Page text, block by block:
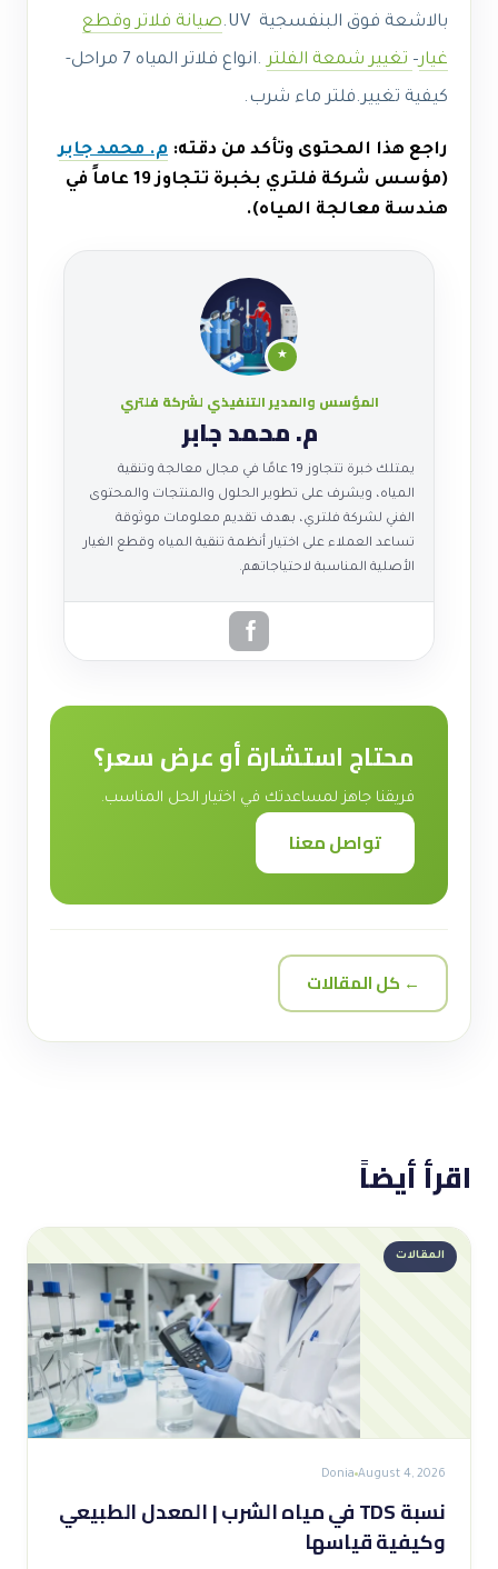
بالاشعة فوق البنفسجية UV.
صيانة فلاتر وقطع
غيار– تغيير شمعة الفلتر
.انواع فلاتر المياه 7 مراحل-
كيفية تغيير.فلتر ماء شرب.
راجع هذا المحتوى وتأكد من دقته: م. محمد جابر
(مؤسس شركة فلتري بخبرة تتجاوز 19 عاماً في
هندسة معالجة المياه).
★
المؤسس والمدير التنفيذي لشركة فلتري
م. محمد جابر
يمتلك خبرة تتجاوز 19 عامًا في مجال معالجة وتنقية
المياه، ويشرف على تطوير الحلول والمنتجات والمحتوى
الفني لشركة فلتري، بهدف تقديم معلومات موثوقة
تساعد العملاء على اختيار أنظمة تنقية المياه وقطع الغيار
الأصلية المناسبة لاحتياجاتهم.
محتاج استشارة أو عرض سعر؟
فريقنا جاهز لمساعدتك في اختيار الحل المناسب.
تواصل معنا
← كل المقالات
اقرأ أيضاً
المقالات
August 4, 2026
Donia
نسبة TDS في مياه الشرب | المعدل الطبيعي
وكيفية قياسها